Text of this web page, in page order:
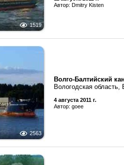
1519
Автор: Dmitry Kisten
2563
Волго-Балтийский
Вологодская область,
4 августа 2011 г.
Автор: goee